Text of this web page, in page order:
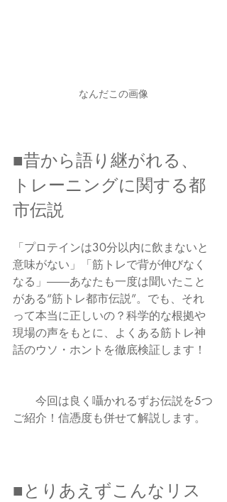
なんだこの画像
■昔から語り継がれる、
トレーニングに関する都
市伝説
「プロテインは30分以内に飲まないと
意味がない」「筋トレで背が伸びなく
なる」――あなたも一度は聞いたこと
がある“筋トレ都市伝説”。でも、それ
って本当に正しいの？科学的な根拠や
現場の声をもとに、よくある筋トレ神
話のウソ・ホントを徹底検証します！
今回は良く囁かれるずお伝説を5つ
ご紹介！信憑度も併せて解説します。
■とりあえずこんなリス